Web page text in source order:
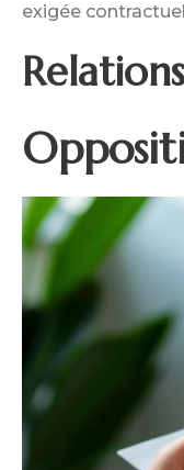
exigée